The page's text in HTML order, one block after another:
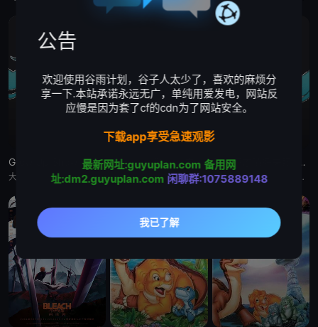
Grow Up Show :向日葵马戏团:
大约在昭和30年代（1950年代中期至1960年代中期），以正处于经济高度成长期的日本为背景，那是一个马戏团作为主流娱乐、深深融入人们日常生活的时代。 为了争夺只有顶尖马戏团才被允许参加的世界级盛典
Grow Up Show :向日葵马戏团:
大约在昭和30年代（1950年代中期至1960年代中期），以正处于经济高度成长期的日本为背景，那是一个马戏团作为主流娱乐、深深融入人们日常生活的时代。 为了争夺只有顶尖马戏团才被允许参加的世界级盛典
恶女不才请多关照 :雏宫蝶鼠换身传:
这个故事起始于架空世界里名为「咏国」的虚构国度。为了培育下一任妃子，会从五大家族中各选一名少女进入宫殿——「雏宫」。进入后宫的少女成为雏女，在雏宫接受做为未来皇后的养成教育。 名门之一、美丽又睿智的
公告
欢迎使用谷雨计划，谷子人太少了，喜欢的麻烦分
享一下.本站承诺永远无广，单纯用爱发电，网站反
应慢是因为套了cf的cdn为了网站安全。
下载app享受急速观影
最新网址:guyuplan.com 备用网
址:dm2.guyuplan.com 闲聊群:1075889148